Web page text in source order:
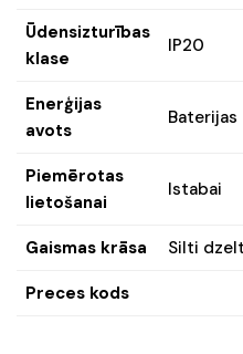
Ūdensizturības
klase
IP20
Enerģijas
avots
Baterijas
Piemērotas
lietošanai
Istabai
Gaismas krāsa Silti
Preces kods